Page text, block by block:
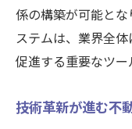
実際の技
不動産管
自動化とデー
係の構築が可能と
ステムは、業界全
促進する重要なツー
技術革新が進む不